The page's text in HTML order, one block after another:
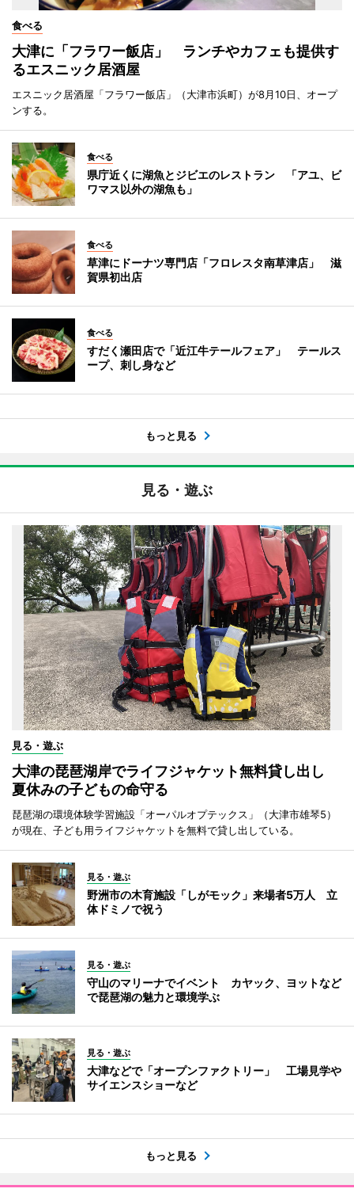
食べる
大津に「フラワー飯店」 ランチやカフェも提供す
るエスニック居酒屋
エスニック居酒屋「フラワー飯店」（大津市浜町）が8月10日、オープ
ンする。
食べる
県庁近くに湖魚とジビエのレストラン 「アユ、ビ
ワマス以外の湖魚も」
食べる
草津にドーナツ専門店「フロレスタ南草津店」 滋
賀県初出店
食べる
すだく瀬田店で「近江牛テールフェア」 テールス
ープ、刺し身など
もっと見る
見る・遊ぶ
見る・遊ぶ
大津の琵琶湖岸でライフジャケット無料貸し出し
夏休みの子どもの命守る
琵琶湖の環境体験学習施設「オーパルオプテックス」（大津市雄琴5）
が現在、子ども用ライフジャケットを無料で貸し出している。
見る・遊ぶ
野洲市の木育施設「しがモック」来場者5万人 立
体ドミノで祝う
見る・遊ぶ
守山のマリーナでイベント カヤック、ヨットなど
で琵琶湖の魅力と環境学ぶ
見る・遊ぶ
大津などで「オープンファクトリー」 工場見学や
サイエンスショーなど
もっと見る